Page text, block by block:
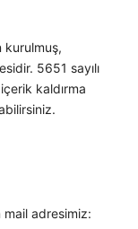
kurulmuş,
5651 sayılı
kaldırma
mail adresimiz: